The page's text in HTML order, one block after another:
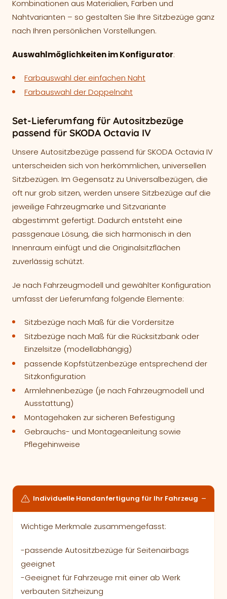
Kombinationen aus Materialien, Farben und
Nahtvarianten – so gestalten Sie Ihre Sitzbezüge ganz
nach Ihren persönlichen Vorstellungen.
Auswahlmöglichkeiten im Konfigurator:
Farbauswahl der einfachen Naht
Farbauswahl der Doppelnaht
Set-Lieferumfang für Autositzbezüge
passend für SKODA Octavia IV
Unsere Autositzbezüge passend für SKODA Octavia IV
unterscheiden sich von herkömmlichen, universellen
Sitzbezügen. Im Gegensatz zu Universalbezügen, die
oft nur grob sitzen, werden unsere Sitzbezüge auf die
jeweilige Fahrzeugmarke und Sitzvariante
abgestimmt gefertigt. Dadurch entsteht eine
passgenaue Lösung, die sich harmonisch in den
Innenraum einfügt und die Originalsitzflächen
zuverlässig schützt.
Je nach Fahrzeugmodell und gewählter Konfiguration
umfasst der Lieferumfang folgende Elemente:
Sitzbezüge nach Maß für die Vordersitze
Sitzbezüge nach Maß für die Rücksitzbank oder
Einzelsitze (modellabhängig)
passende Kopfstützenbezüge entsprechend der
Sitzkonfiguration
Armlehnenbezüge (je nach Fahrzeugmodell und
Ausstattung)
Montagehaken zur sicheren Befestigung
Gebrauchs- und Montageanleitung sowie
Pflegehinweise
Individuelle Handanfertigung für Ihr Fahrzeug
Wichtige Merkmale zusammengefasst:
-passende Autositzbezüge für Seitenairbags
geeignet
-Geeignet für Fahrzeuge mit einer ab Werk
verbauten Sitzheizung